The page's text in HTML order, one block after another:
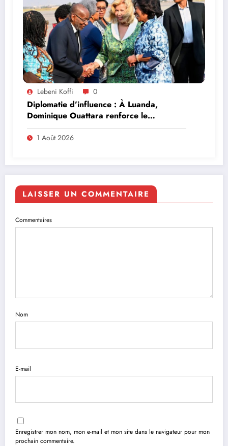
Lebeni Koffi 0
Diplomatie d’influence : À Luanda,
Dominique Ouattara renforce le
leadership solidaire de la Côte d’Ivoire en
Afrique
1 Août 2026
LAISSER UN COMMENTAIRE
Commentaires
Nom
E-mail
Enregistrer mon nom, mon e-mail et mon site dans le navigateur pour mon
prochain commentaire.